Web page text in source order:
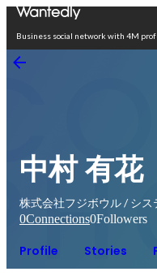
Business social network with 4M
中村 有花
株式会社フジボウル / シス
0Connections0Followers
Profile Stories